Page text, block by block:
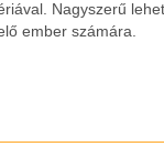
Nagyszerű
ember számára.